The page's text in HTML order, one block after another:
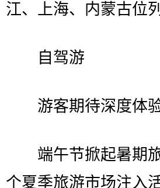
江、上海、内蒙古位
自驾游
游客期待深度体验
端午节掀起暑期旅
个夏季旅游市场注入